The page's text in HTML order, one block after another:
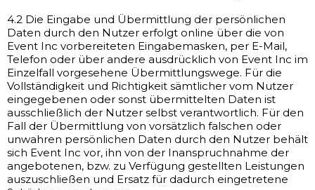
4.2 Die Eingabe und Übermittlung der persönlichen
Daten durch den Nutzer erfolgt online über die von
Event Inc vorbereiteten Eingabemasken, per E-Mail,
Telefon oder über andere ausdrücklich von Event Inc im
Einzelfall vorgesehene Übermittlungswege. Für die
Vollständigkeit und Richtigkeit sämtlicher vom Nutzer
eingegebenen oder sonst übermittelten Daten ist
ausschließlich der Nutzer selbst verantwortlich. Für den
Fall der Übermittlung von vorsätzlich falschen oder
unwahren persönlichen Daten durch den Nutzer behält
sich Event Inc vor, ihn von der Inanspruchnahme der
angebotenen, bzw. zu Verfügung gestellten Leistungen
auszuschließen und Ersatz für dadurch eingetretene